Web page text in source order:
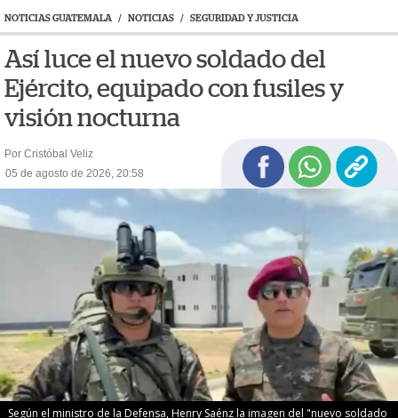
NOTICIAS GUATEMALA / NOTICIAS / SEGURIDAD Y JUSTICIA
Así luce el nuevo soldado del
Ejército, equipado con fusiles y
visión nocturna
Por Cristóbal Veliz
05 de agosto de 2026, 20:58
Según el ministro de la Defensa, Henry Saénz la imagen del "nuevo soldado